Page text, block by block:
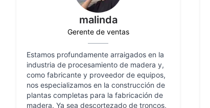
malinda
Gerente de ventas
Estamos profundamente arraigados en la
industria de procesamiento de madera y,
como fabricante y proveedor de equipos,
nos especializamos en la construcción de
plantas completas para la fabricación de
madera. Ya sea descortezado de troncos,